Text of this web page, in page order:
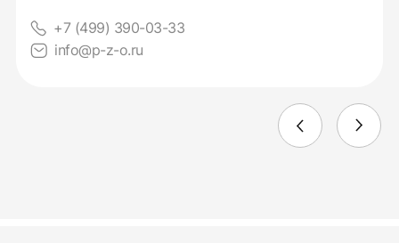
+7 (499) 390-03-33
info@p-z-o.ru